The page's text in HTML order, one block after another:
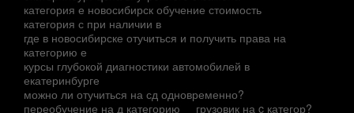
категория е новосибирск обучение стоимость
категория с при наличии в
где в новосибирске отучиться и получить права на
категорию е
курсы глубокой диагностики автомобилей в
екатеринбурге
можно ли отучиться на сд одновременно?
переобучение на д категорию
грузовик на c категор?